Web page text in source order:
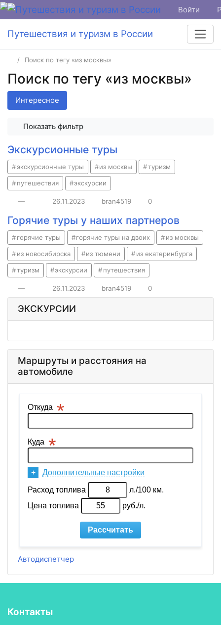
Войти
Путешествия и туризм в России
Поиск по тегу «из москвы»
Поиск по тегу «из москвы»
Интересное
Показать фильтр
Экскурсионные туры
экскурсионные туры из москвы туризм
путешествия экскурсии
— 26.11.2023 bran4519 0
Горячие туры у наших партнеров
горячие туры горячие туры на двоих из москвы
из новосибирска из тюмени из екатеринбурга
туризм экскурсии путешествия
— 26.11.2023 bran4519 0
ЭКСКУРСИИ
Маршруты и расстояния на
автомобиле
Автодиспетчер
Контакты